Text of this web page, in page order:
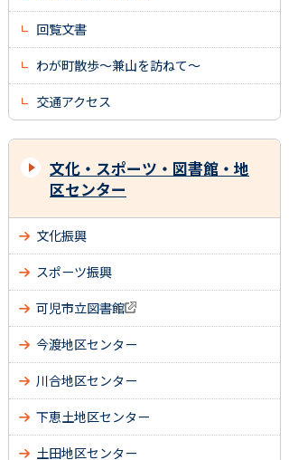
回覧文書
わが町散歩～兼山を訪ねて～
交通アクセス
文化・スポーツ・図書館・地
区センター
文化振興
スポーツ振興
可児市立図書館
今渡地区センター
川合地区センター
下恵土地区センター
土田地区センター